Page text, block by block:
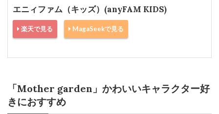
エニィファム（キッズ）(anyFAM KIDS)
楽天で見る MagaSeekで見る
「Mother garden」かわいいキャラクター好
きにおすすめ